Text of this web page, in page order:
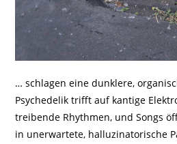
… schlagen eine dunklere,
Psychedelik trifft auf kantige
treibende Rhythmen, und Songs
in unerwartete, halluzinatorische